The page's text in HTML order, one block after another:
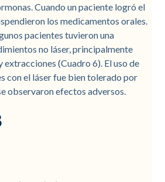
Cuando un paciente logró el
los medicamentos orales.
pacientes tuvieron una
no láser, principalmente
extracciones (Cuadro 6). El uso de
con el láser fue bien tolerado por
observaron efectos adversos.